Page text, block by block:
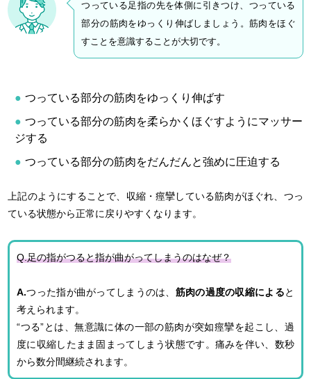
つっている足指の先を体側に引きつけ、つっている
部分の筋肉をゆっくり伸ばしましょう。筋肉をほぐ
すことを意識することが大切です。
つっている部分の筋肉をゆっくり伸ばす
つっている部分の筋肉を柔らかくほぐすようにマッサー
ジする
つっている部分の筋肉をだんだんと強めに圧迫する
上記のようにすることで、収縮・痙攣している筋肉がほぐれ、つっ
ている状態から正常に戻りやすくなります。
Q.足の指がつると指が曲がってしまうのはなぜ？
A.つった指が曲がってしまうのは、 筋肉の過度の収縮によると
考えられます。
“つる”とは、無意識に体の一部の筋肉が突如痙攣を起こし、過
度に収縮したまま固まってしまう状態です。痛みを伴い、数秒
から数分間継続されます。